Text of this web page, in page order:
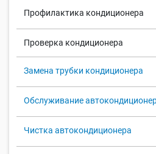
Профилактика кондиционера
Проверка кондиционера
Замена трубки кондиционера
Обслуживание
Чистка автокондиционера